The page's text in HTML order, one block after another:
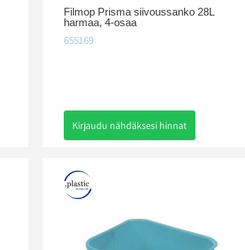
Filmop Prisma siivoussanko 28L
harmaa, 4-osaa
655169
Kirjaudu nähdäksesi hinnat